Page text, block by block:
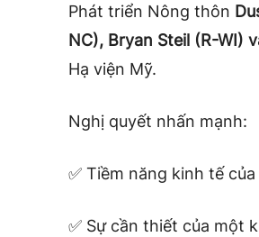
Phát triển Nông thôn
NC), Bryan Steil (R-WI)
Hạ viện Mỹ.
Nghị quyết nhấn mạnh:
✅ Tiềm năng kinh tế
✅ Sự cần thiết của một